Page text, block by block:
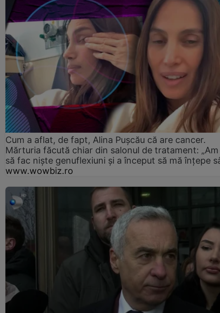
Cum a aflat, de fapt, Alina Pușcău că are cancer.
Mărturia făcută chiar din salonul de tratament:
să fac niște genuflexiuni și a început să mă înțepe
www.wowbiz.ro